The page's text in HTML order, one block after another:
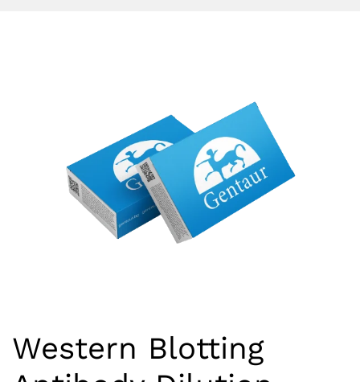
Western Blotting